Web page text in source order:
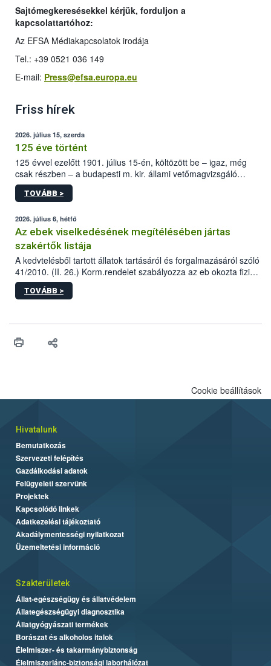
Sajtómegkeresésekkel kérjük, forduljon a
kapcsolattartóhoz:
Az EFSA Médiakapcsolatok irodája
Tel.: +39 0521 036 149
E-mail: Press@efsa.europa.eu
Friss hírek
2026. július 15, szerda
125 éve történt
125 évvel ezelőtt 1901. július 15-én, költözött be – igaz, még
csak részben – a budapesti m. kir. állami vetőmagvizsgáló
állomás a Kis Rókus utca 15. szám alatti, Czigler Győző által
tervezett új épületébe.
TOVÁBB >
2026. július 6, hétfő
Az ebek viselkedésének megítélésében jártas
szakértők listája
A kedvtelésből tartott állatok tartásáról és forgalmazásáról szóló
41/2010. (II. 26.) Korm.rendelet szabályozza az eb okozta fizikai
sérülés, illetve ennek veszélye keletkezésekor felmerülő
hatósági feladatokat, valamint a veszélyes eb tartását és annak
TOVÁBB >
Cookie beállítások
Hivatalunk
Bemutatkozás
Szervezeti felépítés
Gazdálkodási adatok
Felügyeleti szervünk
Projektek
Kapcsolódó linkek
Adatkezelési tájékoztató
Akadálymentességi nyilatkozat
Üzemeltetési információ
Szakterületek
Állat-egészségügy és állatvédelem
Állategészségügyi diagnosztika
Állatgyógyászati termékek
Borászat és alkoholos italok
Élelmiszer- és takarmánybiztonság
Élelmiszerlánc-biztonsági laborhálózat